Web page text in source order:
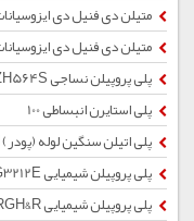
متیلن دی فنیل دی
متیلن دی فنیل دی
پلی پروپیلن نساجی ZH564S
پلی استایرن انبساطی 100
پلی اتیلن سنگین لوله (پودر) CRP100N
پلی پروپیلن شیمیایی RG3212E
پلی پروپیلن شیمیایی RGH&R